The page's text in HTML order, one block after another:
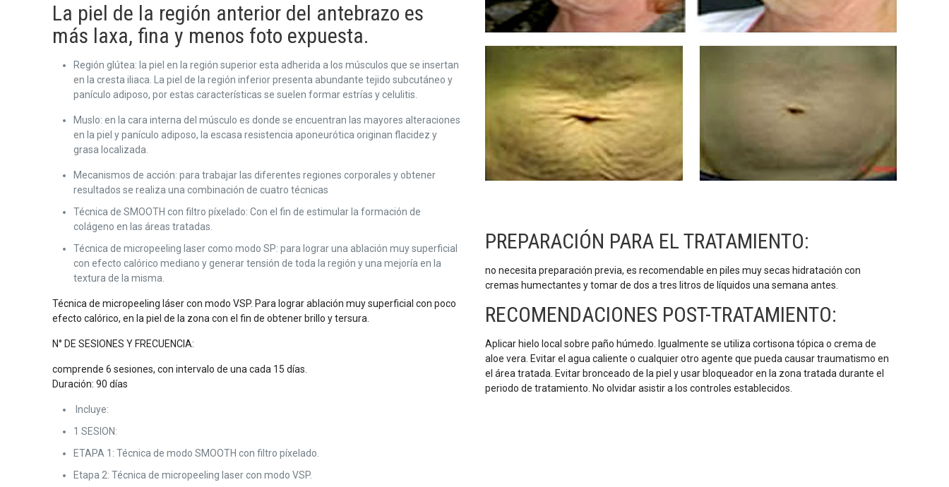
La piel de la región anterior del antebrazo es
más laxa, fina y menos foto expuesta.
Región glútea: la piel en la región superior esta adherida a los músculos que se insertan
en la cresta iliaca. La piel de la región inferior presenta abundante tejido subcutáneo y
panículo adiposo, por estas características se suelen formar estrías y celulitis.
Muslo: en la cara interna del músculo es donde se encuentran las mayores alteraciones
en la piel y panículo adiposo, la escasa resistencia aponeurótica originan flacidez y
grasa localizada.
Mecanismos de acción: para trabajar las diferentes regiones corporales y obtener
resultados se realiza una combinación de cuatro técnicas
Técnica de SMOOTH con filtro píxelado: Con el fin de estimular la formación de
colágeno en las áreas tratadas.
Técnica de micropeeling laser como modo SP: para lograr una ablación muy superficial
con efecto calórico mediano y generar tensión de toda la región y una mejoría en la
textura de la misma.
Técnica de micropeeling láser con modo VSP. Para lograr ablación muy superficial con poco
efecto calórico, en la piel de la zona con el fin de obtener brillo y tersura.
N° DE SESIONES Y FRECUENCIA:
comprende 6 sesiones, con intervalo de una cada 15 días.
Duración: 90 días
Incluye:
1 SESION:
ETAPA 1: Técnica de modo SMOOTH con filtro píxelado.
Etapa 2: Técnica de micropeeling laser con modo VSP.
PREPARACIÓN PARA EL TRATAMIENTO:
no necesita preparación previa, es recomendable en piles muy secas hidratación con
cremas humectantes y tomar de dos a tres litros de líquidos una semana antes.
RECOMENDACIONES POST-TRATAMIENTO:
Aplicar hielo local sobre paño húmedo. Igualmente se utiliza cortisona tópica o crema de
aloe vera. Evitar el agua caliente o cualquier otro agente que pueda causar traumatismo en
el área tratada. Evitar bronceado de la piel y usar bloqueador en la zona tratada durante el
periodo de tratamiento. No olvidar asistir a los controles establecidos.